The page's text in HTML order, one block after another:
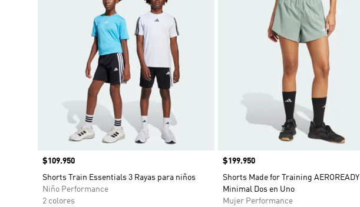
Precio
$109.950
Shorts Train Essentials 3 Rayas para niños
Niño Performance
2 colores
Precio
$199.950
Shorts Made for Training AEROREADY
Minimal Dos en Uno
Mujer Performance